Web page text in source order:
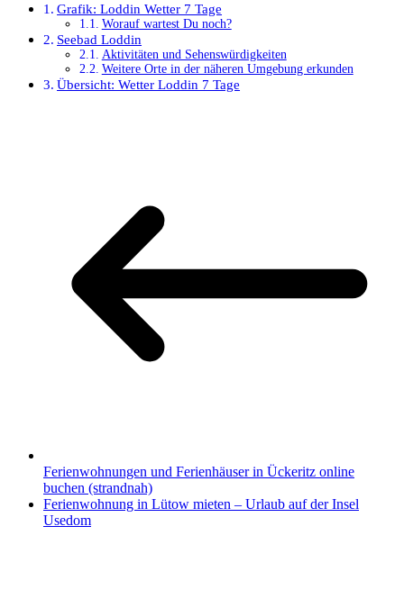
Grafik: Loddin Wetter 7 Tage
Worauf wartest Du noch?
Seebad Loddin
Aktivitäten und Sehenswürdigkeiten
Weitere Orte in der näheren Umgebung erkunden
Übersicht: Wetter Loddin 7 Tage
Ferienwohnungen und Ferienhäuser in Ückeritz online
buchen (strandnah)
Ferienwohnung in Lütow mieten – Urlaub auf der Insel
Usedom